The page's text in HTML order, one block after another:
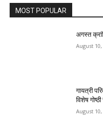
MOST POPULAR
अगस्त
August 10,
गायत्री
विशेष
August 10,